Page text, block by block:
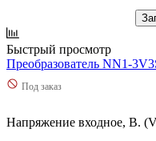
Быстрый просмотр
Преобразователь NN1-
Под заказ
Напряжение входное, В.